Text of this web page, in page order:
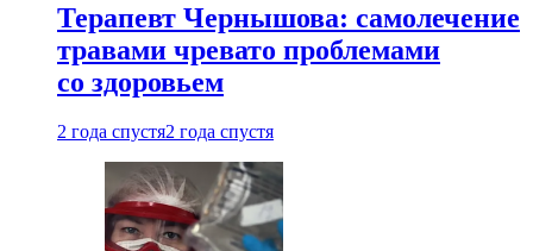
Терапевт Чернышова: самолечение
травами чревато проблемами
со здоровьем
2 года спустя2 года спустя